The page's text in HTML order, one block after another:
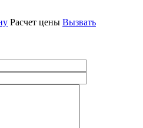
Расчет цены Вызвать